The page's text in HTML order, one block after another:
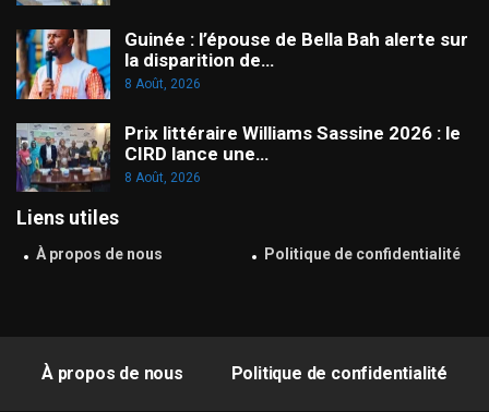
Guinée : l’épouse de Bella Bah alerte sur
la disparition de…
8 Août, 2026
Prix littéraire Williams Sassine 2026 : le
CIRD lance une…
8 Août, 2026
Liens utiles
À propos de nous Politique de confidentialité
À propos de nous Politique de confidentialité